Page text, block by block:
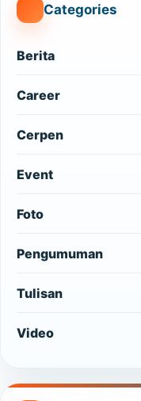
Categories
Berita
Career
Cerpen
Event
Foto
Pengumuman
Tulisan
Video